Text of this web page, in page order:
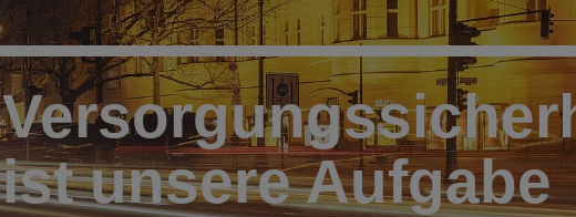
ist unsere Aufgabe